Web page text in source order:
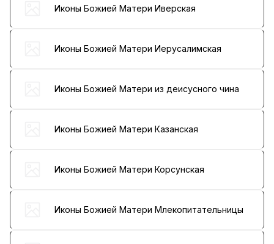
Иконы Божией Матери Иверская
Иконы Божией Матери Иерусалимская
Иконы Божией Матери из деисусного чина
Иконы Божией Матери Казанская
Иконы Божией Матери Корсунская
Иконы Божией Матери Млекопитательницы